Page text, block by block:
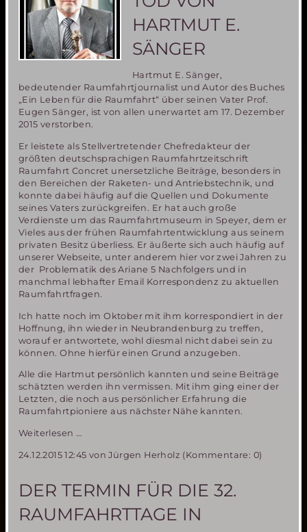
Oktober
in
Bergamo
HARTMUT E.
SÄNGER
Hartmut E. Sänger,
bedeutender Raumfahrtjournalist und Autor des Buches
„Ein Leben für die Raumfahrt“ über seinen Vater Prof.
Eugen Sänger, ist von allen unerwartet am 17. Dezember
2015 verstorben.
Er leistete als Stellvertretender Chefredakteur der
größten deutschsprachigen Raumfahrtzeitschrift
Raumfahrt Concret unersetzliche Beiträge, besonders in
den Bereichen der Raketen- und Antriebstechnik, und
konnte dabei häufig auf die Quellen und Dokumente
seines Vaters zurückgreifen. Er hat auch große
Verdienste um das Raumfahrtmuseum in Speyer, dem er
Vieles aus der frühen Raumfahrtentwicklung aus seinem
privaten Besitz überliess. Er äußerte sich auch häufig auf
unserer Webseite, unter anderem hier vor zwei Jahren zu
der Problematik des Ariane 5 Nachfolgers und in
manchmal lebhafter Email Korrespondenz zu aktuellen
Raumfahrtfragen.
Ich hatte noch im Oktober mit ihm korrespondiert in der
Hoffnung, ihn wieder in Neubrandenburg zu treffen,
worauf er antwortete, wohl diesmal nicht dabei sein zu
können. Ohne hierfür einen Grund anzugeben.
Alle die Hartmut persönlich kannten und seine Beiträge
schätzten werden ihn vermissen. Mit ihm ging einer der
Letzten, die noch aus persönlicher Erfahrung die
Raumfahrtpioniere aus nächster Nähe kannten.
Weiterlesen …
von
E.
Sänger
24.12.2015 12:45 von Jürgen Herholz (Kommentare: 0)
DER TERMIN FÜR DIE 32.
RAUMFAHRTTAGE IN